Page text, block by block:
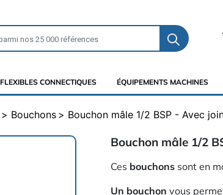
FLEXIBLES CONNECTIQUES ÉQUIPEMENTS MACHINES
Bouchons Bouchon mâle 1/2 BSP - Avec
Bouchon mâle 1/2
Ces bouchons sont en
Un bouchon vous